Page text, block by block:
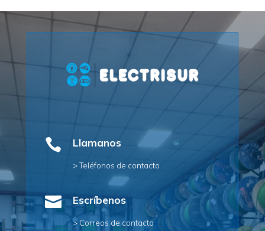
 Llamanos
> Teléfonos de contacto
 Escríbenos
> Correos de contacto